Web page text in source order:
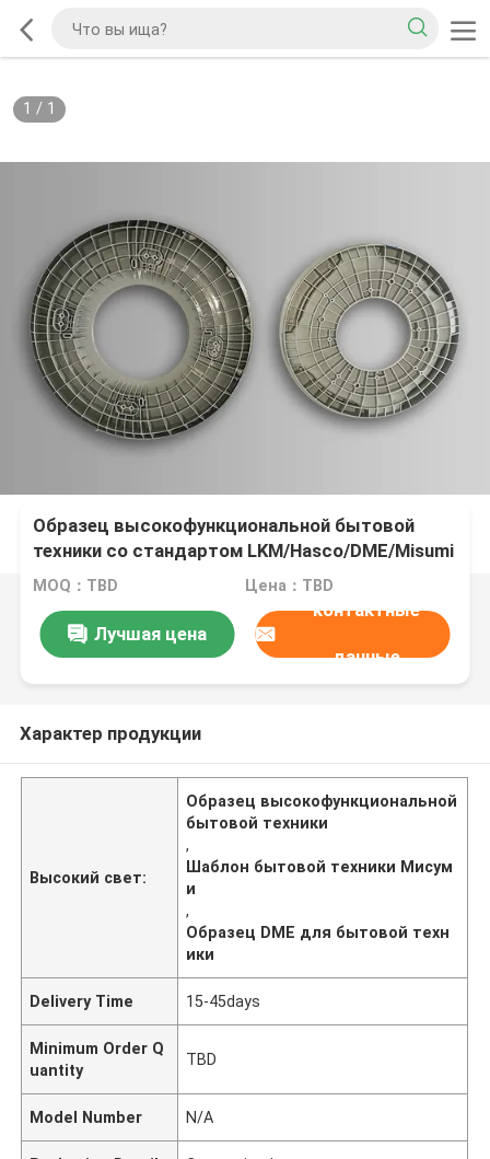
1 / 1
Образец высокофункциональной бытовой
техники со стандартом LKM/Hasco/DME/Misumi
MOQ：TBD Цена：TBD
Лучшая цена
контактные
данные
Характер продукции
Высокий свет:
Образец высокофункциональной
бытовой техники
,
Шаблон бытовой техники Мисум
и
,
Образец DME для бытовой техн
ики
Delivery Time 15-45days
Minimum Order Q
uantity
TBD
Model Number N/A